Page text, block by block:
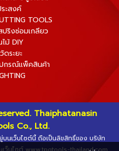
ะสงค์
TOOLS
ริงซ่อมเกลียว
ม้ DIY
ดระยะ
กรณ์แพ็คสินค้า
Thaiphatanasin
Co., Ltd.
นเว็บไซต์นี้ ถือเป็นลิขสิทธิ์ของ บริษัท